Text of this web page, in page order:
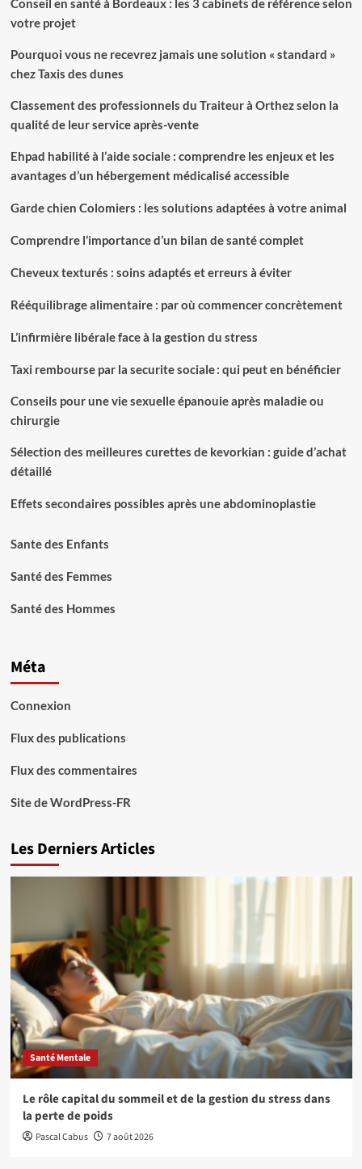
Conseil en santé à Bordeaux : les 3 cabinets de référence selon
votre projet
Pourquoi vous ne recevrez jamais une solution « standard »
chez Taxis des dunes
Classement des professionnels du Traiteur à Orthez selon la
qualité de leur service après-vente
Ehpad habilité à l’aide sociale : comprendre les enjeux et les
avantages d’un hébergement médicalisé accessible
Garde chien Colomiers : les solutions adaptées à votre animal
Comprendre l’importance d’un bilan de santé complet
Cheveux texturés : soins adaptés et erreurs à éviter
Rééquilibrage alimentaire : par où commencer concrètement
L’infirmière libérale face à la gestion du stress
Taxi rembourse par la securite sociale : qui peut en bénéficier
Conseils pour une vie sexuelle épanouie après maladie ou
chirurgie
Sélection des meilleures curettes de kevorkian : guide d’achat
détaillé
Effets secondaires possibles après une abdominoplastie
Sante des Enfants
Santé des Femmes
Santé des Hommes
Méta
Connexion
Flux des publications
Flux des commentaires
Site de WordPress-FR
Les Derniers Articles
Santé Mentale
Le rôle capital du sommeil et de la gestion du stress dans
la perte de poids
Pascal Cabus 7 août 2026